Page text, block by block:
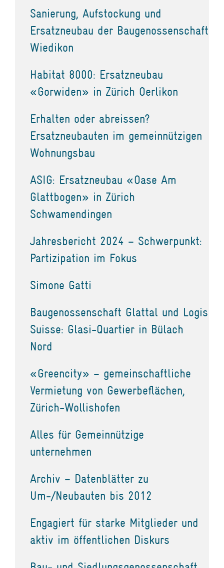
Sanierung, Aufstockung und
Ersatzneubau der Baugenossenschaft
Wiedikon
Habitat 8000: Ersatzneubau
«Gorwiden» in Zürich Oerlikon
Erhalten oder abreissen?
Ersatzneubauten im gemeinnützigen
Wohnungsbau
ASIG: Ersatzneubau «Oase Am
Glattbogen» in Zürich
Schwamendingen
Jahresbericht 2024 – Schwerpunkt:
Partizipation im Fokus
Simone Gatti
Baugenossenschaft Glattal und Logis
Suisse: Glasi-Quartier in Bülach
Nord
«Greencity» – gemeinschaftliche
Vermietung von Gewerbeflächen,
Zürich-Wollishofen
Alles für Gemeinnützige
unternehmen
Archiv – Datenblätter zu
Um-/Neubauten bis 2012
Engagiert für starke Mitglieder und
aktiv im öffentlichen Diskurs